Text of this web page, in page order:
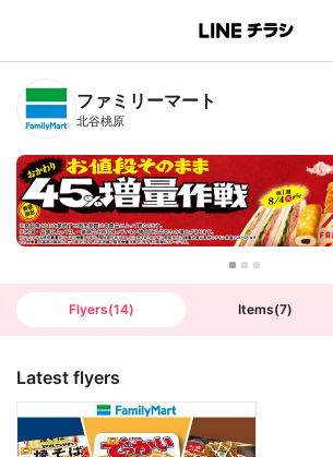
B
n
T
ファミリーマート
北谷桃原
Flyers(14) Items(7)
Latest flyers